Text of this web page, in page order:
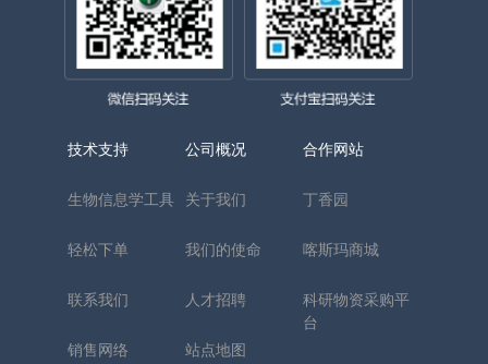
技术支持
生物信息学工具
轻松下单
联系我们
销售网络
公司概况
关于我们
我们的使命
人才招聘
站点地图
合作网站
丁香园
喀斯玛商城
科研物资采购平
台